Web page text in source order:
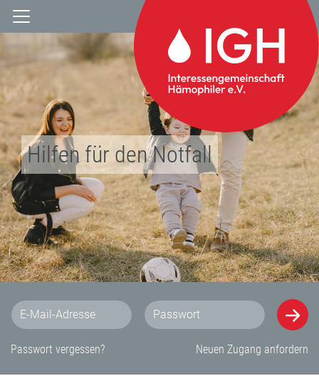
Hilfen für den Notfall
E-Mail-Adresse
Passwort
Passwort vergessen?
Neuen Zugang anfordern